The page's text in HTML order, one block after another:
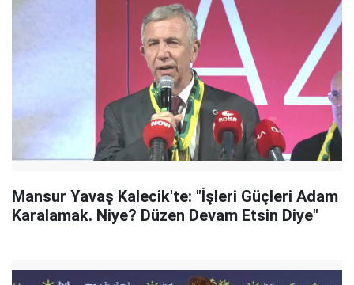
Mansur Yavaş Kalecik'te: "İşleri Güçleri Adam
Karalamak. Niye? Düzen Devam Etsin Diye"